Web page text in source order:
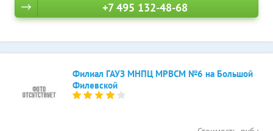
+7 495 132-48-68
Филиал ГАУЗ МНПЦ МРВСМ №6 на Большой
Филевской